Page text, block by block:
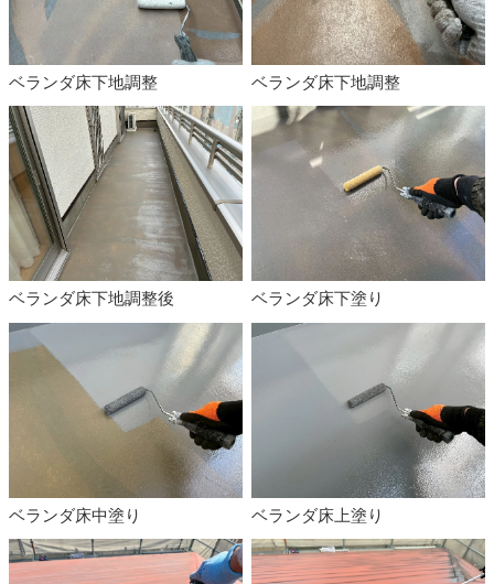
ベランダ床下地調整 ベランダ床下地調整
ベランダ床下地調整後 ベランダ床下塗り
ベランダ床中塗り ベランダ床上塗り